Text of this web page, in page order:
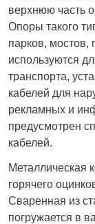
верхнюю часть
Опоры такого
парков, мостов,
используются
транспорта,
кабелей для
рекламных и
предусмотрен
кабелей.
Металлическая
горячего
Сваренная из
погружается в